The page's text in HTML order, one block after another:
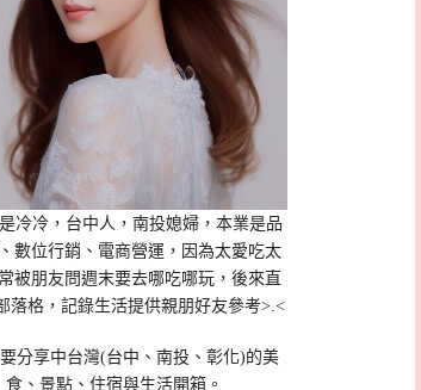
冷冷，台中人，南投媳婦，本業是品
數位行銷、電商營運，因為太愛吃太
被朋友問週末要去哪吃哪玩，後來直
落格，記錄生活提供親朋好友參考>.<
分享中台灣(台中、南投、彰化)的美
食、景點、住宿與生活開箱。